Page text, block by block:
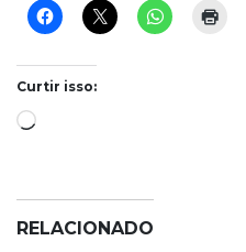
Curtir isso:
Carregando...
RELACIONADO